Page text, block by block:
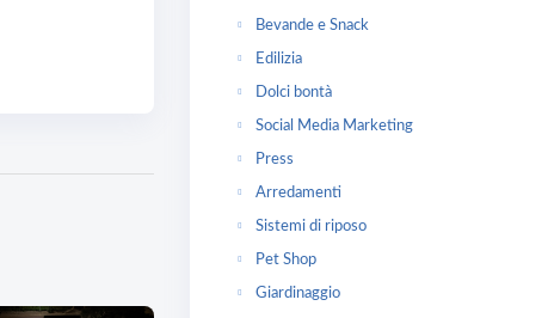
Bevande e Snack
Edilizia
Dolci bontà
Social Media Marketing
Press
Arredamenti
Sistemi di riposo
Pet Shop
Giardinaggio